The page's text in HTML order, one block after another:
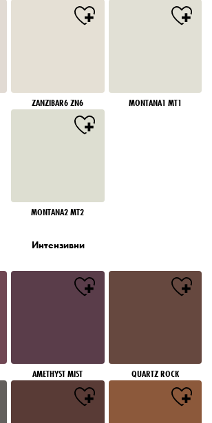
ZANZIBAR6 ZN6 MONTANA1 MT1
MONTANA2 MT2
Интензивни
AMETHYST MIST QUARTZ ROCK